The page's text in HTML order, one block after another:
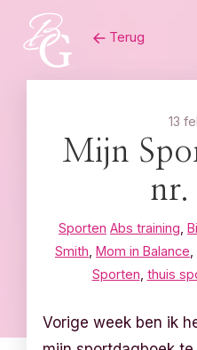
content
Terug
13
Mijn
nr.
Sporten Abs training
Smith Mom in Balance
Sporten thuis
Vorige week ben ik